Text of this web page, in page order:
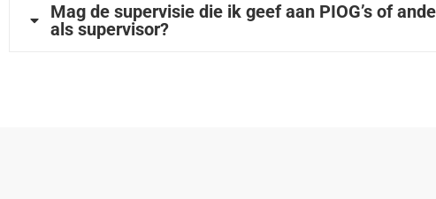
Mag de supervisie die ik geef aan PIOG’s of
als supervisor?